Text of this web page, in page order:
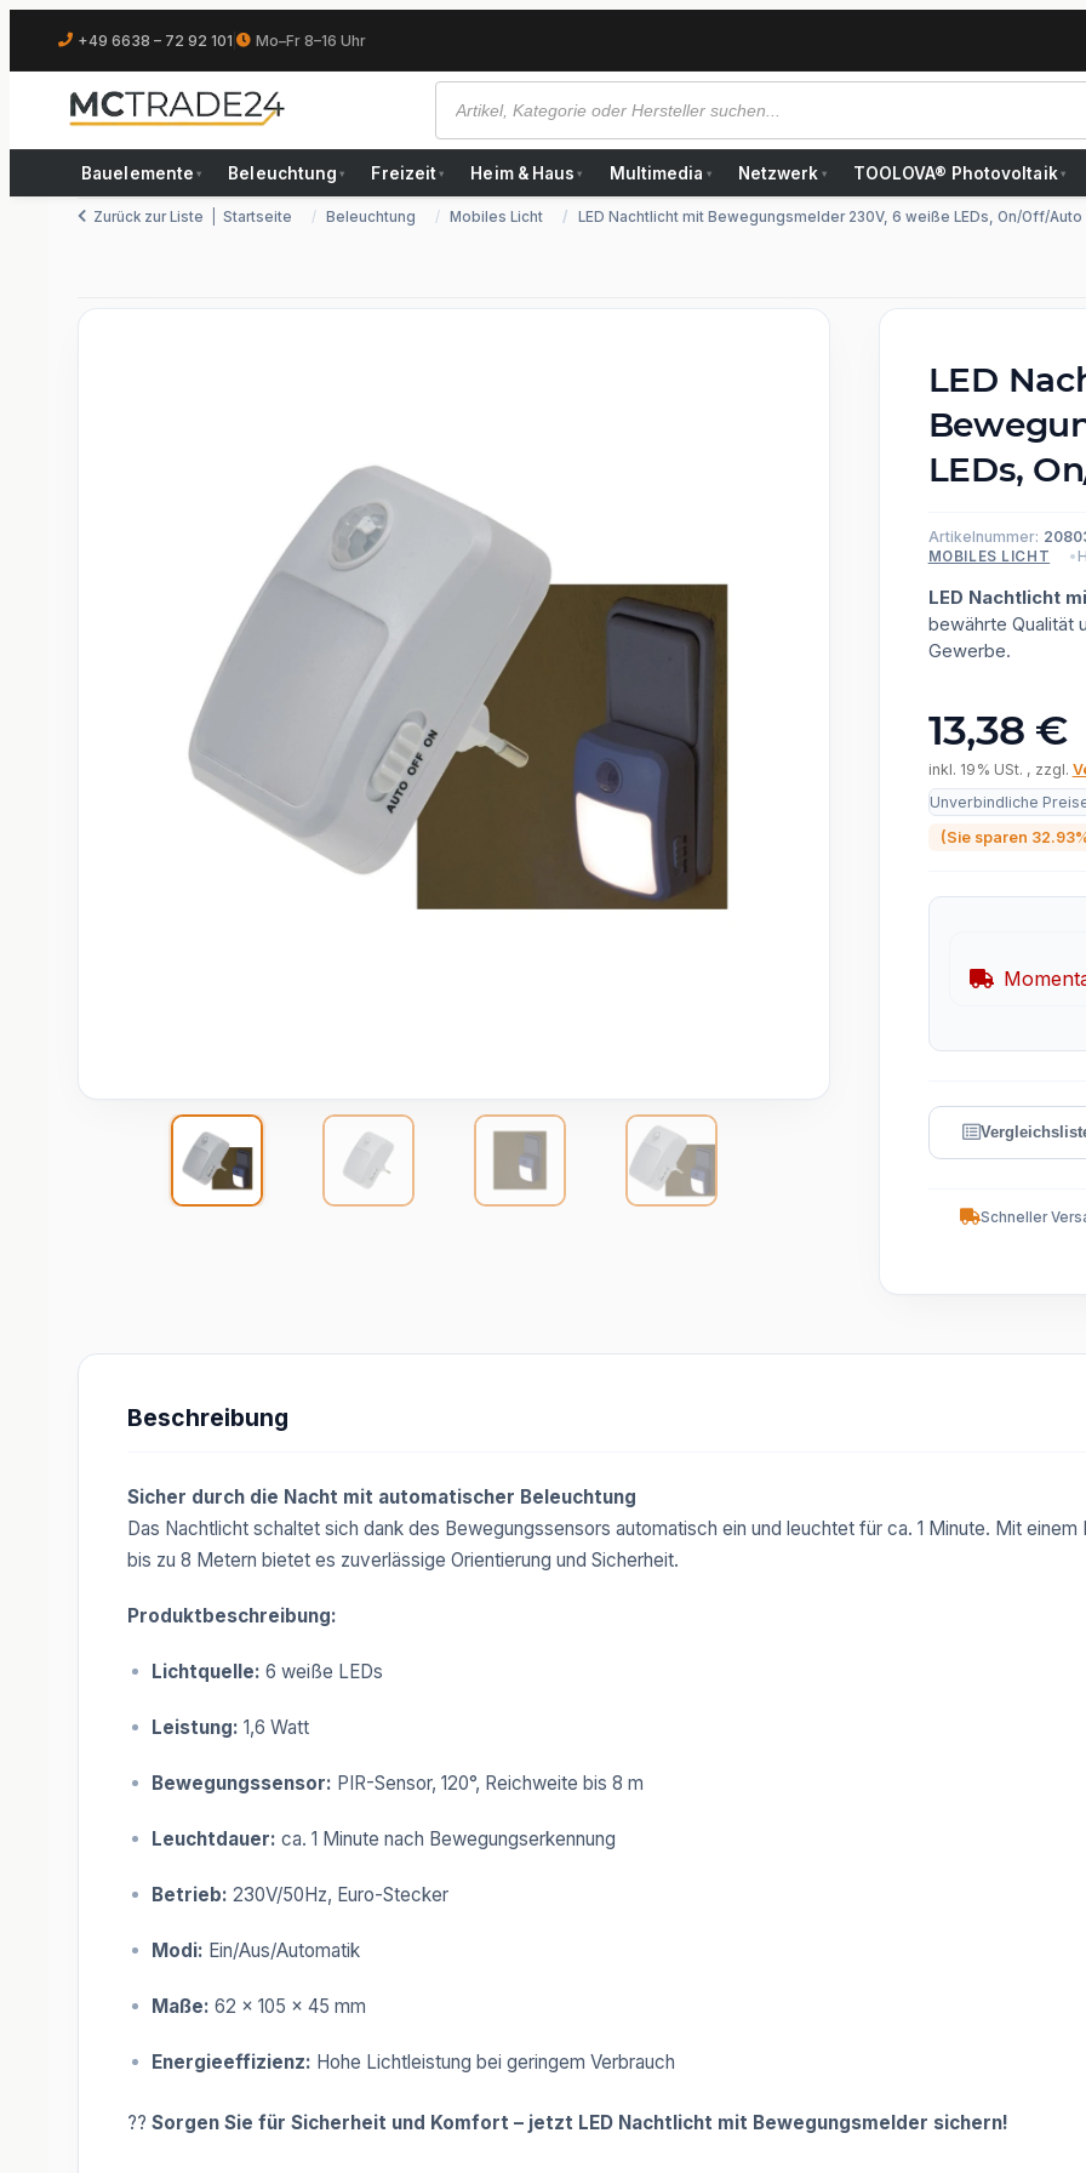
+49 6638 – 72 92 101 Mo–Fr 8–16 Uhr
Bauelemente ▾ Beleuchtung ▾ Freizeit ▾ Heim & Haus ▾ Multimedia ▾ Netzwerk ▾ TOOLOVA® Photovoltaik ▾
Zurück zur Liste Startseite Beleuchtung Mobiles Licht LED Nachtlicht mit Bewegungsmelder 230V, 6 weiße LEDs, On/Off/Auto
LED
LEDs,
Artikelnummer:
MOBILES LICHT
LED Nachtlicht
bewährte Qualität
Gewerbe.
13,38 €
inkl. 19% USt. , zzgl.
Unverbindliche
(Sie sparen
Schneller
Beschreibung
Sicher durch die Nacht mit automatischer Beleuchtung
Das Nachtlicht schaltet sich dank des Bewegungssensors automatisch ein und leuchtet für ca. 1 Minute. Mit
bis zu 8 Metern bietet es zuverlässige Orientierung und Sicherheit.
Produktbeschreibung:
Lichtquelle: 6 weiße LEDs
Leistung: 1,6 Watt
Bewegungssensor: PIR-Sensor, 120°, Reichweite bis 8 m
Leuchtdauer: ca. 1 Minute nach Bewegungserkennung
Betrieb: 230V/50Hz, Euro-Stecker
Modi: Ein/Aus/Automatik
Maße: 62 x 105 x 45 mm
Energieeffizienz: Hohe Lichtleistung bei geringem Verbrauch
?? Sorgen Sie für Sicherheit und Komfort – jetzt LED Nachtlicht mit Bewegungsmelder sichern!